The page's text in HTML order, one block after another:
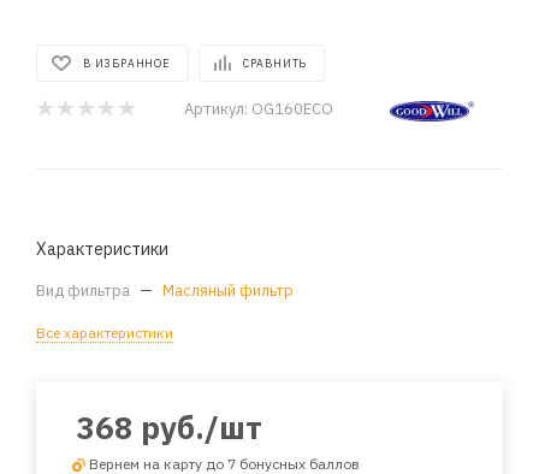
В ИЗБРАННОЕ СРАВНИТЬ
Артикул: OG160ECO
Характеристики
Вид фильтра — Масляный фильтр
Все характеристики
368 руб./шт
Вернем на карту до 7 бонусных баллов